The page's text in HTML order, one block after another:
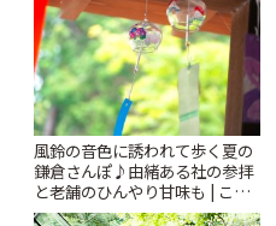
風鈴の音色に誘われて歩く夏の
鎌倉さんぽ♪由緒ある社の参拝
と老舗のひんやり甘味も | こと
りっぷ